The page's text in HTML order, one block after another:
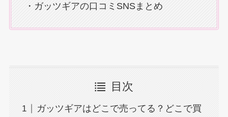
・ガッツギアの口コミSNSまとめ
目次
ガッツギアはどこで売ってる？どこで買